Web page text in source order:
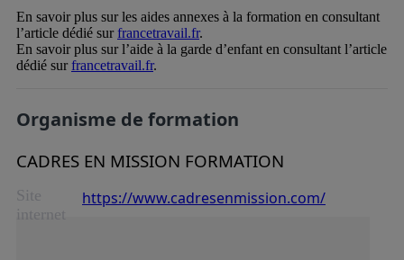
En savoir plus sur les aides annexes à la formation en consultant
l’article dédié surfrancetravail.fr.
En savoir plus sur l’aide à la garde d’enfant en consultant l’article
dédié surfrancetravail.fr.
Organisme de formation
CADRES EN MISSION FORMATION
Site
internet
https://www.cadresenmission.com/